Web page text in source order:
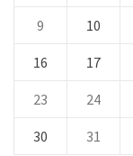
9 10
16 17
23 24
30
31